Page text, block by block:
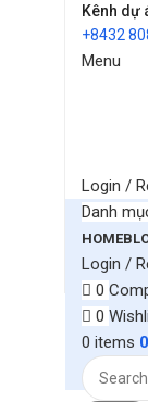
Kênh dự
+8432
Menu
Login /
Danh
HOME
Login /
0
0
0 items 0